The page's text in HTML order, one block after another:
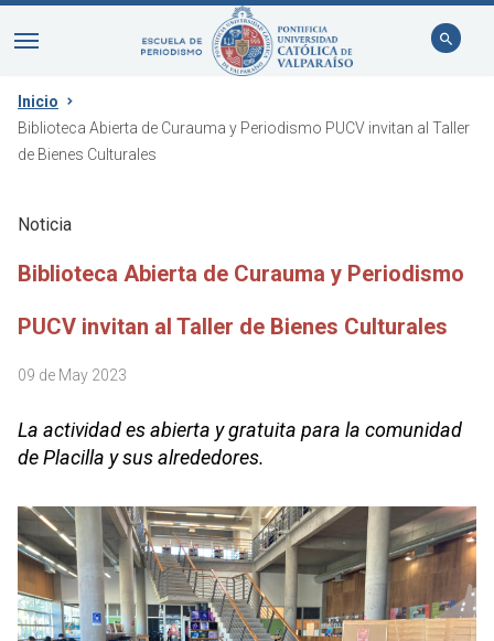
Inicio
Biblioteca Abierta de Curauma y Periodismo PUCV invitan al Taller
de Bienes Culturales
Noticia
Biblioteca Abierta de Curauma y Periodismo
PUCV invitan al Taller de Bienes Culturales
09 de May 2023
La actividad es abierta y gratuita para la comunidad
de Placilla y sus alrededores.